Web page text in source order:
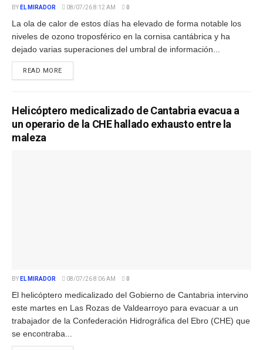
BY EL MIRADOR 08/07/26 8:12 AM 0
La ola de calor de estos días ha elevado de forma notable los
niveles de ozono troposférico en la cornisa cantábrica y ha
dejado varias superaciones del umbral de información...
READ MORE
Helicóptero medicalizado de Cantabria evacua a
un operario de la CHE hallado exhausto entre la
maleza
BY EL MIRADOR 08/07/26 8:06 AM 0
El helicóptero medicalizado del Gobierno de Cantabria intervino
este martes en Las Rozas de Valdearroyo para evacuar a un
trabajador de la Confederación Hidrográfica del Ebro (CHE) que
se encontraba...